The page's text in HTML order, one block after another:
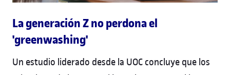
La generación Z no perdona el
'greenwashing'
Un estudio liderado desde la UOC concluye que los